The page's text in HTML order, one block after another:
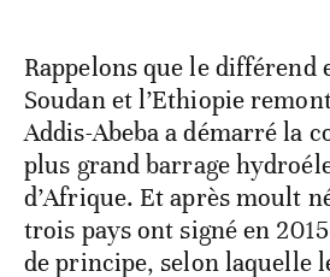
Rappelons que le différend
Soudan et l’Ethiopie
Addis-Abeba a démarré la
plus grand barrage
d’Afrique. Et après moult
trois pays ont signé en
de principe, selon laquelle